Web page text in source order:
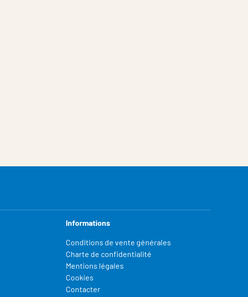
Informations
Conditions de vente générales
Charte de confidentialité
Mentions légales
Cookies
Contacter